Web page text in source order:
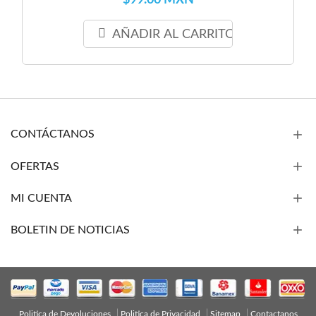
AÑADIR AL CARRITO
CONTÁCTANOS
OFERTAS
MI CUENTA
BOLETIN DE NOTICIAS
Politica de Devoluciones Politica de Privacidad Sitemap Contactanos